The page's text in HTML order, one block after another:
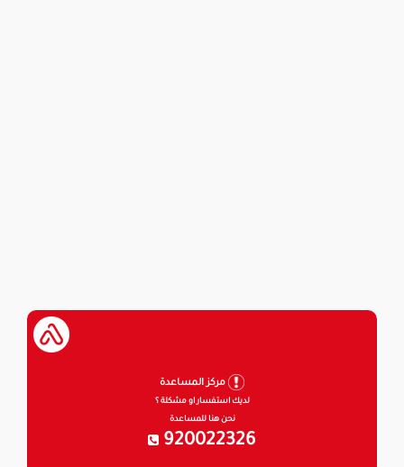
مركز المساعدة
لديك استفسار او مشكلة ؟
نحن هنا للمساعدة
920022326